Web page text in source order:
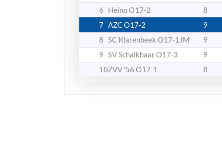
6
Heino O17-2
8
7 AZC O17-2
9
8 SC Klarenbeek O17-1JM
9
9 SV Schalkhaar O17-3
9
10ZVV '56 O17-1 8